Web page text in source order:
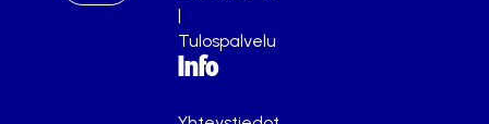
|
Tulospalvelu
Info